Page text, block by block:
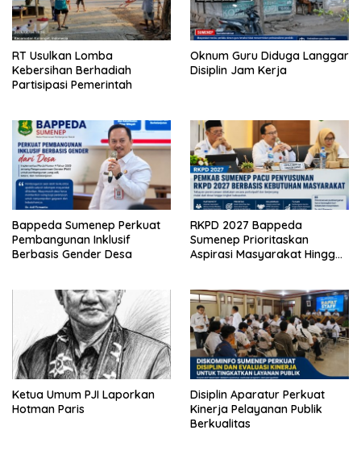
RT Usulkan Lomba
Kebersihan Berhadiah
Partisipasi Pemerintah
Oknum Guru Diduga Langgar
Disiplin Jam Kerja
Bappeda Sumenep Perkuat
Pembangunan Inklusif
Berbasis Gender Desa
RKPD 2027 Bappeda
Sumenep Prioritaskan
Aspirasi Masyarakat Hingga
Ketua Umum PJI Laporkan
Hotman Paris
Disiplin Aparatur Perkuat
Kinerja Pelayanan Publik
Berkualitas